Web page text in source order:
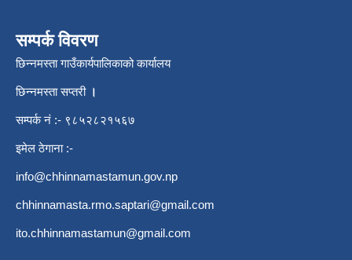
सम्पर्क विवरण
छिन्नमस्ता गाउँकार्यपालिकाको कार्यालय
छिन्नमस्ता सप्तरी ।
सम्पर्क नं :- ९८५२८२१५६७
इमेल ठेगाना :-
info@chhinnamastamun.gov.np
chhinnamasta.rmo.saptari@gmail.com
ito.chhinnamastamun@gmail.com